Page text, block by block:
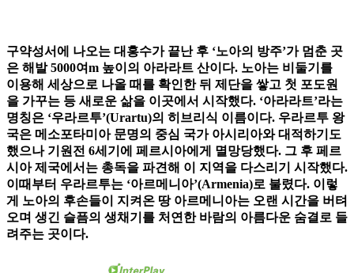
구약성서에 나오는 대홍수가 끝난 후 ‘노아의 방주’가 멈춘 곳
은 해발 5000여m 높이의 아라라트 산이다. 노아는 비둘기를
이용해 세상으로 나올 때를 확인한 뒤 제단을 쌓고 첫 포도원
을 가꾸는 등 새로운 삶을 이곳에서 시작했다. ‘아라라트’라는
명칭은 ‘우라르투’(Urartu)의 히브리식 이름이다. 우라르투 왕
국은 메소포타미아 문명의 중심 국가 아시리아와 대적하기도
했으나 기원전 6세기에 페르시아에게 멸망당했다. 그 후 페르
시아 제국에서는 총독을 파견해 이 지역을 다스리기 시작했다.
이때부터 우라르투는 ‘아르메니아’(Armenia)로 불렸다. 이렇
게 노아의 후손들이 지켜온 땅 아르메니아는 오랜 시간을 버텨
오며 생긴 슬픔의 생채기를 처연한 바람의 아름다운 숨결로 들
려주는 곳이다.